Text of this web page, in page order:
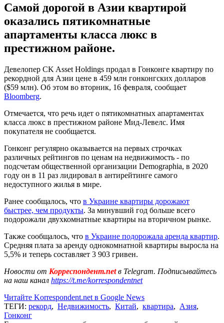
Самой дорогой в Азии квартирой
оказались пятикомнатные
апартаменты класса люкс в
престижном районе.
Девелопер CK Asset Holdings продал в Гонконге квартиру по
рекордной для Азии цене в 459 млн гонконгских долларов
($59 млн). Об этом во вторник, 16 февраля, сообщает
Вloomberg.
Отмечается, что речь идет о пятикомнатных апартаментах
класса люкс в престижном районе Мид-Левелс. Имя
покупателя не сообщается.
Гонконг регулярно оказывается на первых строчках
различных рейтингов по ценам на недвижимость - по
подсчетам общественной организации Demographia, в 2020
году он в 11 раз лидировал в антирейтинге самого
недоступного жилья в мире.
Ранее сообщалось, что в Украине квартиры дорожают
быстрее, чем продукты. За минувший год больше всего
подорожали двухкомнатные квартиры на вторичном рынке.
Также сообщалось, что в Украине подорожала аренда квартир.
Средняя плата за аренду однокомнатной квартиры выросла на
5,5% и теперь составляет 3 903 гривен.
Новости от Корреспондент.netв Telegram. Подписывайтесь
на наш канал https://t.me/korrespondentnet
Читайте Korrespondent.net в Google News
ТЕГИ: рекорд, Недвижимость, Китай, квартира, Азия,
Гонконг